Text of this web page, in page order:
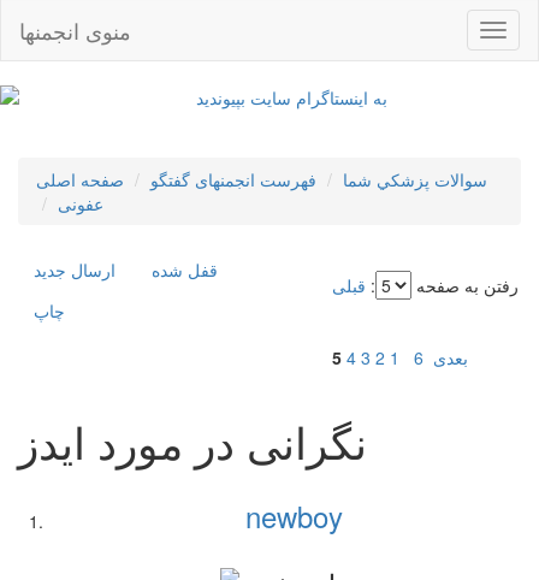
منوی انجمنها
صفحه اصلی فهرست انجمنهای گفتگو
سوالات پزشکي شما
عفونی
ارسال جديد
قفل شده
چاپ
رفتن به صفحه : قبلی
1
2
3
4
5 6 بعدی
نگرانی در مورد ایدز
newboy